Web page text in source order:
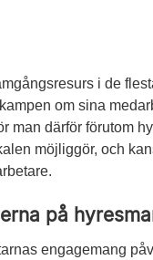
i de
om sina
man därför förutom
möjliggör, och
på
engagemang